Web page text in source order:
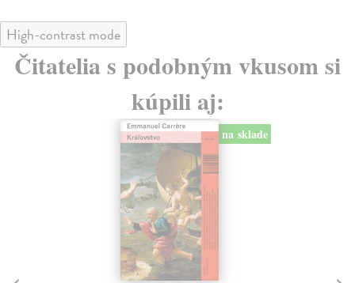
High-contrast mode
Čitatelia s podobným vkusom si
kúpili aj:
na sklade